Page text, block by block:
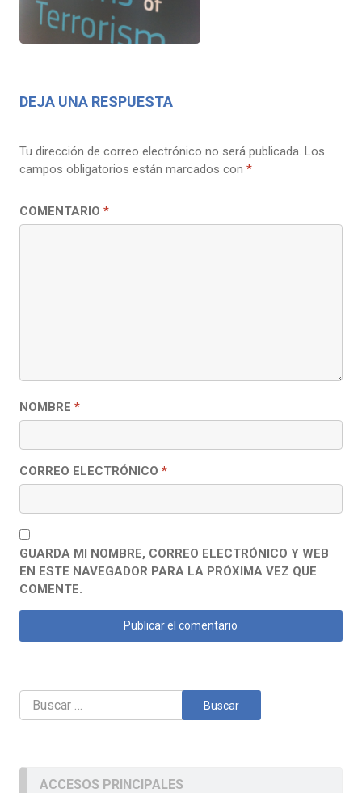
DEJA UNA RESPUESTA
Tu dirección de correo electrónico no será publicada. Los
campos obligatorios están marcados con *
COMENTARIO *
NOMBRE *
CORREO ELECTRÓNICO *
GUARDA MI NOMBRE, CORREO ELECTRÓNICO Y WEB
EN ESTE NAVEGADOR PARA LA PRÓXIMA VEZ QUE
COMENTE.
Buscar:
ACCESOS PRINCIPALES